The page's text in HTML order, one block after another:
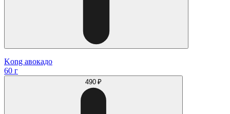
Kong авокадо
60 г
490 ₽